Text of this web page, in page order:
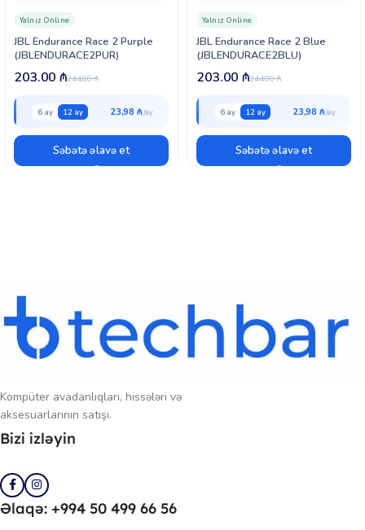
JBL Endurance Race 2 Purple
(JBLENDURACE2PUR)
Yalnız Online
244.00₼
203.00 ₼
6 ay 12 ay 23,98 ₼
Səbətə əlavə et
JBL Endurance Race 2 Blue
(JBLENDURACE2BLU)
Yalnız Online
244.00₼
203.00 ₼
6 ay 12 ay 23,98 ₼
Səbətə əlavə et
Kompüter avadanlıqları, hissələri və
aksesuarlarının satışı.
Bizi izləyin
Əlaqə: +994 50 499 66 56